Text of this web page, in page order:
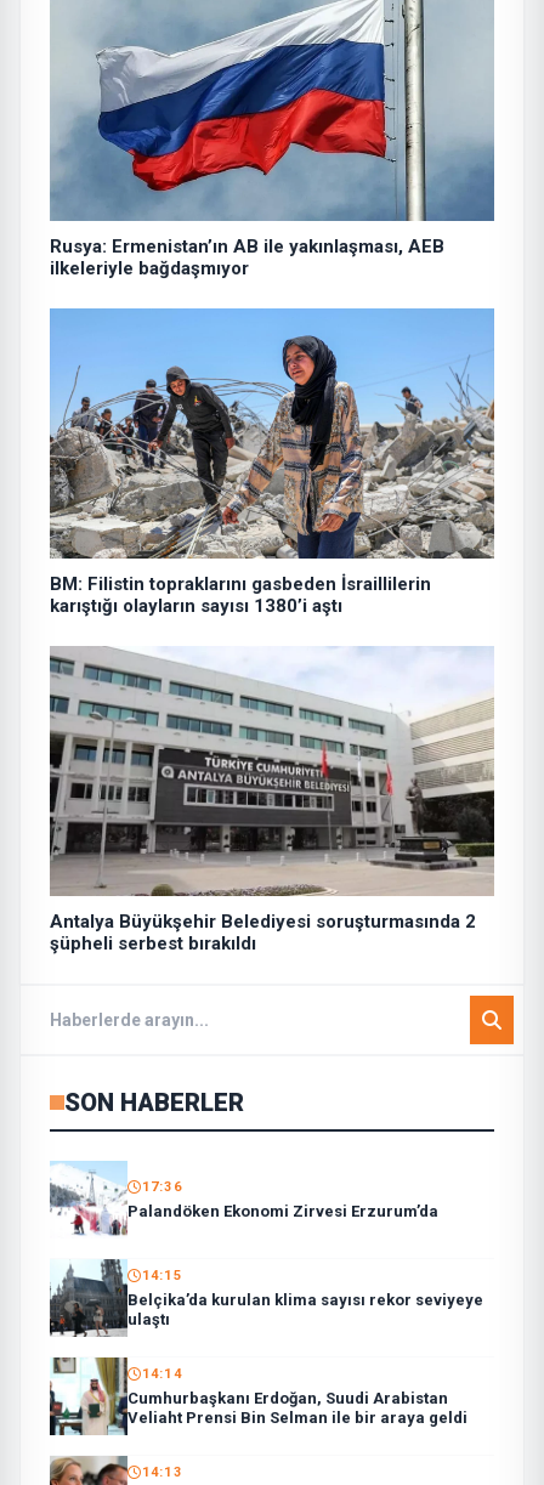
Rusya: Ermenistan’ın AB ile yakınlaşması, AEB
ilkeleriyle bağdaşmıyor
BM: Filistin topraklarını gasbeden İsraillilerin
karıştığı olayların sayısı 1380’i aştı
Antalya Büyükşehir Belediyesi soruşturmasında 2
şüpheli serbest bırakıldı
SON HABERLER
17:36
Palandöken Ekonomi Zirvesi Erzurum’da
14:15
Belçika’da kurulan klima sayısı rekor seviyeye
ulaştı
14:14
Cumhurbaşkanı Erdoğan, Suudi Arabistan
Veliaht Prensi Bin Selman ile bir araya geldi
14:13